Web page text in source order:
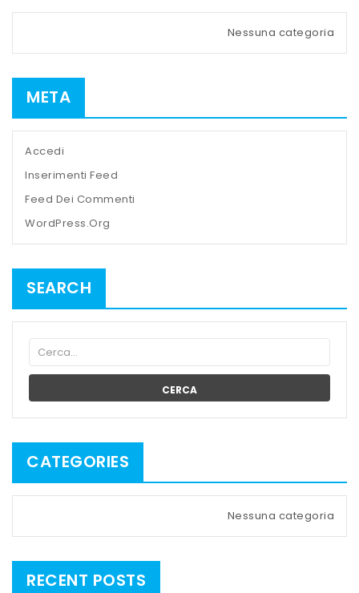
Nessuna categoria
META
Accedi
Inserimenti Feed
Feed Dei Commenti
WordPress.org
SEARCH
CERCA
CATEGORIES
Nessuna categoria
RECENT POSTS